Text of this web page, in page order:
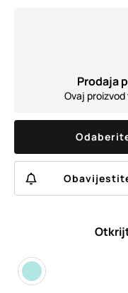
Prodaja
Ovaj